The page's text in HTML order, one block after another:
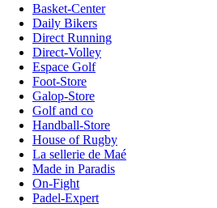
Basket-Center
Daily Bikers
Direct Running
Direct-Volley
Espace Golf
Foot-Store
Galop-Store
Golf and co
Handball-Store
House of Rugby
La sellerie de Maé
Made in Paradis
On-Fight
Padel-Expert